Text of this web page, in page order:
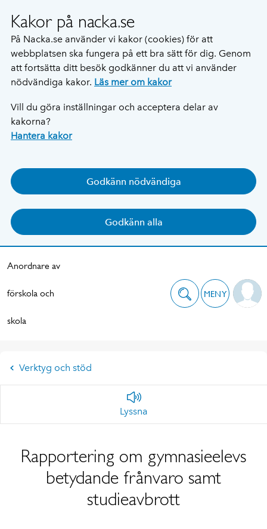
Kakor på nacka.se
På Nacka.se använder vi kakor (cookies) för att
webbplatsen ska fungera på ett bra sätt för dig. Genom
att fortsätta ditt besök godkänner du att vi använder
nödvändiga kakor. Läs mer om kakor
Vill du göra inställningar och acceptera delar av
kakorna?
Hantera kakor
Godkänn nödvändiga
Godkänn alla
Anordnare av
förskola och
skola
MENY
Verktyg och stöd
Lyssna
Rapportering om gymnasieelevs
betydande frånvaro samt
studieavbrott